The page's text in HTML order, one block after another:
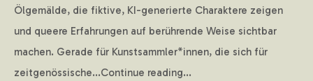
Ölgemälde, die fiktive, KI-generierte Charaktere zeigen
und queere Erfahrungen auf berührende Weise sichtbar
machen. Gerade für Kunstsammler*innen, die sich für
zeitgenössische...Continue reading...